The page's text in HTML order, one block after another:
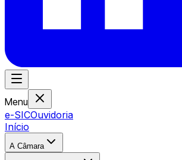
Menu
e-SICOuvidoria
Início
A Câmara